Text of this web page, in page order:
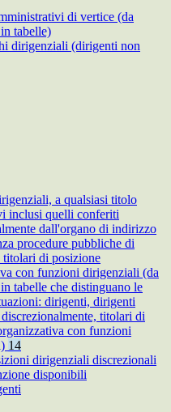
di vertice (da
tabelle)
dirigenziali (dirigenti non
a qualsiasi titolo
inclusi quelli conferiti
dall'organo di indirizzo
procedure pubbliche di
titolari di posizione
con funzioni dirigenziali (da
tabelle che distinguano le
dirigenti, dirigenti
titolari di
con funzioni
14
dirigenziali discrezionali
disponibili